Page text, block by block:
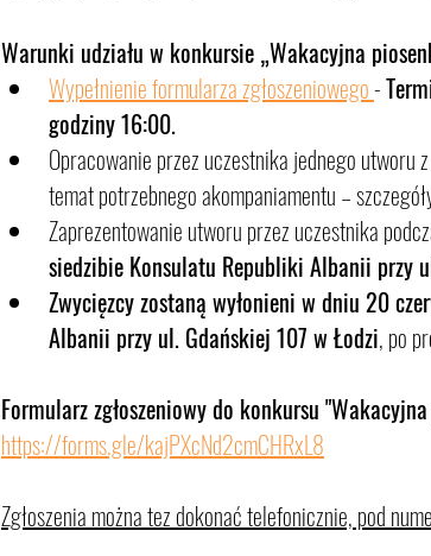
Warunki udziału w konkursie „Wakacyjna
Wypełnienie formularza zgłoszeniowego -
godziny 16:00.
Opracowanie przez uczestnika jednego
temat potrzebnego akompaniamentu –
Zaprezentowanie utworu przez uczestnika
siedzibie Konsulatu Republiki Albanii przy
Zwycięzcy zostaną wyłonieni w dniu 20
Albanii przy ul. Gdańskiej 107 w Łodzi, po
Formularz zgłoszeniowy do konkursu
https://forms.gle/kajPXcNd2cmCHRxL8
Zgłoszenia można tez dokonać telefonicznie, pod